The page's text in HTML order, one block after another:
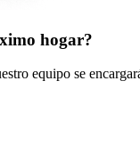
hogar?
equipo se